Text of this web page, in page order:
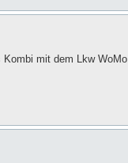
Kombi mit dem Lkw WoMo